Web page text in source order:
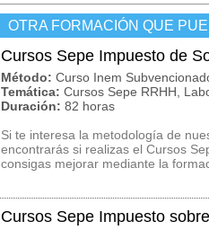
OTRA FORMACIÓN QUE
Cursos Sepe Impuesto de
Método: Curso Inem
Temática: Cursos Sepe RRHH,
Duración: 82 horas
Si te interesa la metodología de
encontrarás si realizas el Cursos
consigas mejorar mediante la
Cursos Sepe Impuesto